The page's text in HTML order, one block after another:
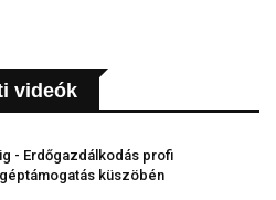
videók
- Erdőgazdálkodás profi
küszöbén